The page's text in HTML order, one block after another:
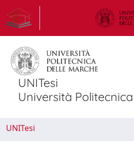
UNITesi
Università
UNITesi